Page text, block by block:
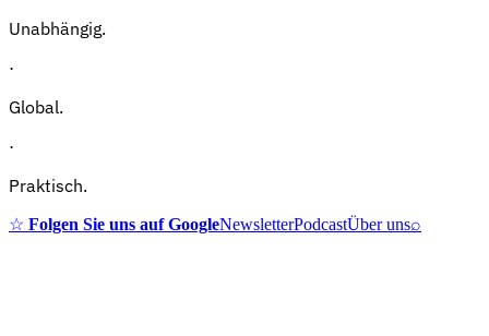
Unabhängig.
·
Global.
·
Praktisch.
☆ Folgen Sie uns auf GoogleNewsletterPodcastÜber uns⌕